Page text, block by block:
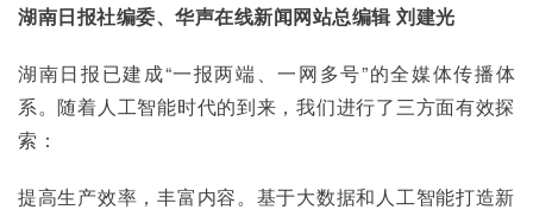
湖南日报社编委、华声在线新闻网站总编辑 刘建光
湖南日报已建成“一报两端、一网多号”的全媒体传播体
系。随着人工智能时代的到来，我们进行了三方面有效探
索：
提高生产效率，丰富内容。基于大数据和人工智能打造新